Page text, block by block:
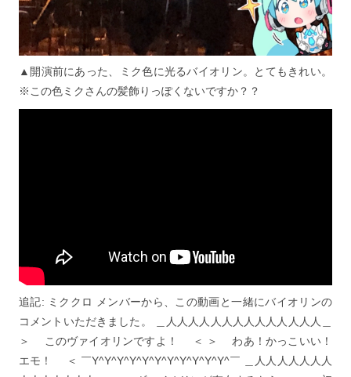
▲開演前にあった、ミク色に光るバイオリン。とてもきれい。
※この色ミクさんの髪飾りっぽくないですか？？
追記: ミククロ メンバーから、この動画と一緒にバイオリンの
コメントいただきました。 ＿人人人人人人人人人人人人人人＿
＞ このヴァイオリンですよ！ ＜ ＞ わあ！かっこいい！
エモ！ ＜ ￣Y^Y^Y^Y^Y^Y^Y^Y^Y^Y^Y^￣ ＿人人人人人人人